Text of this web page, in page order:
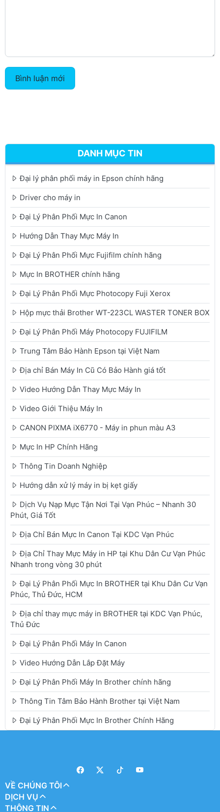
Bình luận mới
DANH MỤC TIN
Đại lý phân phối máy in Epson chính hãng
Driver cho máy in
Đại Lý Phân Phối Mực In Canon
Hướng Dẫn Thay Mực Máy In
Đại Lý Phân Phối Mực Fujifilm chính hãng
Mực In BROTHER chính hãng
Đại Lý Phân Phối Mực Photocopy Fuji Xerox
Hộp mực thải Brother WT-223CL WASTER TONER BOX
Đại Lý Phân Phối Máy Photocopy FUJIFILM
Trung Tâm Bảo Hành Epson tại Việt Nam
Địa chỉ Bán Máy In Cũ Có Bảo Hành giá tốt
Video Hướng Dẫn Thay Mực Máy In
Video Giới Thiệu Máy In
CANON PIXMA iX6770 - Máy in phun màu A3
Mực In HP Chính Hãng
Thông Tin Doanh Nghiệp
Hướng dẫn xử lý máy in bị kẹt giấy
Dịch Vụ Nạp Mực Tận Nơi Tại Vạn Phúc – Nhanh 30
Phút, Giá Tốt
Địa Chỉ Bán Mực In Canon Tại KDC Vạn Phúc
Địa Chỉ Thay Mực Máy in HP tại Khu Dân Cư Vạn Phúc
Nhanh trong vòng 30 phút
Đại Lý Phân Phối Mực In BROTHER tại Khu Dân Cư Vạn
Phúc, Thủ Đức, HCM
Địa chỉ thay mực máy in BROTHER tại KDC Vạn Phúc,
Thủ Đức
Đại Lý Phân Phối Máy In Canon
Video Hướng Dẫn Lắp Đặt Máy
Đại Lý Phân Phối Máy In Brother chính hãng
Thông Tin Tâm Bảo Hành Brother tại Việt Nam
Đại Lý Phân Phối Mực In Brother Chính Hãng
VỀ CHÚNG TÔI
DỊCH VỤ
THÔNG TIN